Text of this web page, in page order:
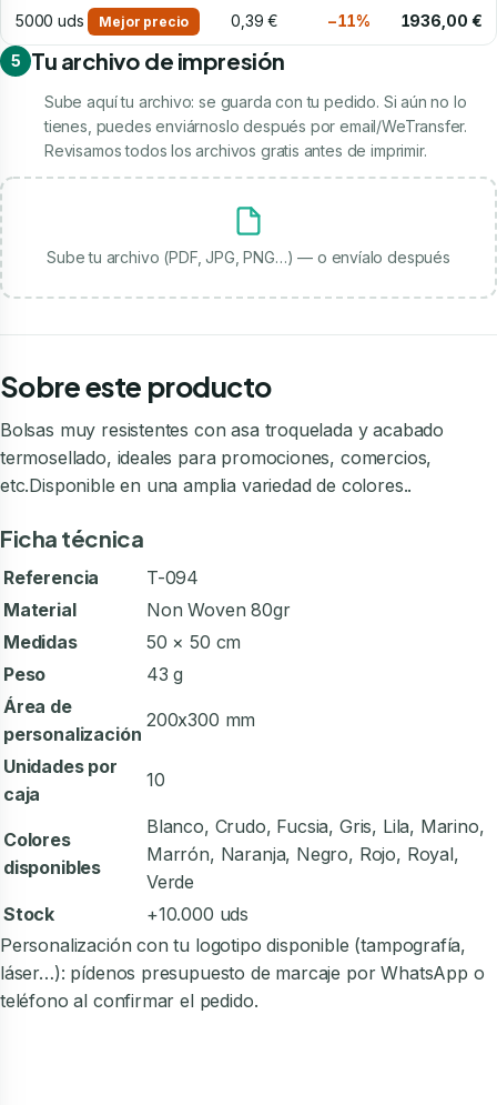
5000 uds Mejor precio 0,39 € −11% 1936,00 €
5 Tu archivo de impresión
Sube aquí tu archivo: se guarda con tu pedido. Si aún no lo
tienes, puedes enviárnoslo después por email/WeTransfer.
Revisamos todos los archivos gratis antes de imprimir.
Sube tu archivo (PDF, JPG, PNG…) — o envíalo después
Sobre este producto
Bolsas muy resistentes con asa troquelada y acabado
termosellado, ideales para promociones, comercios,
etc.Disponible en una amplia variedad de colores..
Ficha técnica
Referencia
T-094
Material
Non Woven 80gr
Medidas
50 × 50 cm
Peso
43 g
Área de
personalización
200x300 mm
Unidades por
caja
10
Colores
disponibles
Blanco, Crudo, Fucsia, Gris, Lila, Marino,
Marrón, Naranja, Negro, Rojo, Royal,
Verde
Stock
+10.000 uds
Personalización con tu logotipo disponible (tampografía,
láser…): pídenos presupuesto de marcaje por WhatsApp o
teléfono al confirmar el pedido.